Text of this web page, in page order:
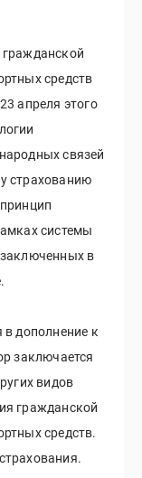
гражданской
средств
апреля этого
связей
страхованию
системы
в
в дополнение к
заключается
видов
гражданской
средств.